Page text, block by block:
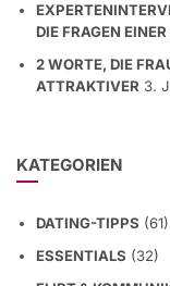
DIE FRAGEN
2 WORTE, DIE
ATTRAKTIVER 3.
KATEGORIEN
DATING-TIPPS (61)
ESSENTIALS (32)